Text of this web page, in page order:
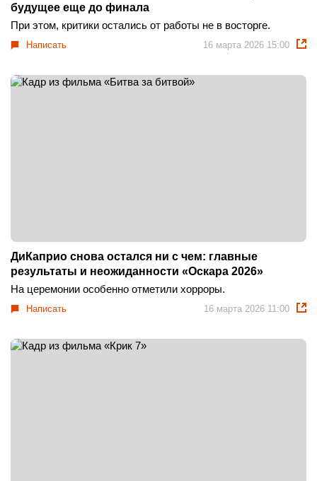
будущее еще до финала
При этом, критики остались от работы не в восторге.
Написать 16 марта 2026 15:00
ДиКаприо снова остался ни с чем: главные
результаты и неожиданности «Оскара 2026»
На церемонии особенно отметили хорроры.
Написать 16 марта 2026 11:00